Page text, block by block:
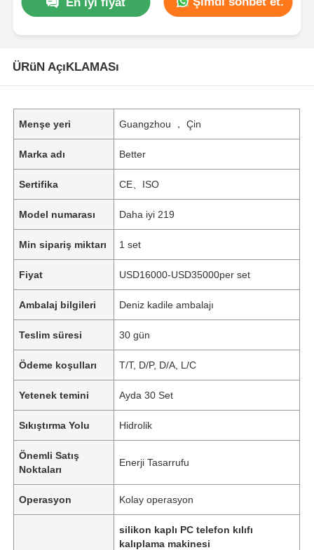
ÜRüN AçıKLAMASı
Menşe yeri Guangzhou ， Çin
Marka adı Better
Sertifika CE、ISO
Model numarası Daha iyi 219
Min sipariş miktarı 1 set
Fiyat USD16000-USD35000per set
Ambalaj bilgileri Deniz kadile ambalajı
Teslim süresi 30 gün
Ödeme koşulları T/T, D/P, D/A, L/C
Yetenek temini Ayda 30 Set
Sıkıştırma Yolu Hidrolik
Önemli Satış
Noktaları
Enerji Tasarrufu
Operasyon Kolay operasyon
silikon kaplı PC telefon kılıfı
kalıplama makinesi